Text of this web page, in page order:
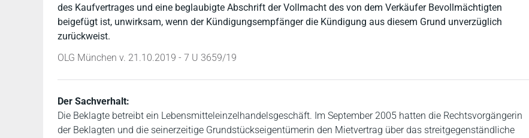
des Kaufvertrages und eine beglaubigte Abschrift der Vollmacht des von dem Verkäufer Bevollmächtigten
beigefügt ist, unwirksam, wenn der Kündigungsempfänger die Kündigung aus diesem Grund unverzüglich
zurückweist.
OLG München v. 21.10.2019 - 7 U 3659/19
Der Sachverhalt:
Die Beklagte betreibt ein Lebensmitteleinzelhandelsgeschäft. Im September 2005 hatten die Rechtsvorgängerin
der Beklagten und die seinerzeitige Grundstückseigentümerin den Mietvertrag über das streitgegenständliche